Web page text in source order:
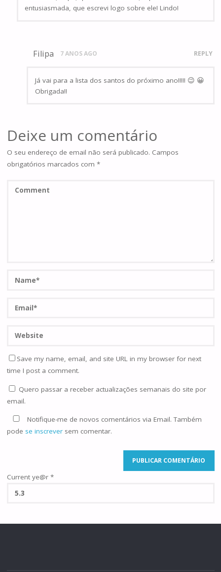
entusiasmada, que escrevi logo sobre ele! Lindo!
Filipa 7 ANOS AGO REPLY
Já vai para a lista dos santos do próximo ano!!!!! 😉 😀
Obrigada!!
Deixe um comentário
O seu endereço de email não será publicado. Campos
obrigatórios marcados com *
Save my name, email, and site URL in my browser for next
time I post a comment.
Quero passar a receber actualizações semanais do site por
email.
Notifique-me de novos comentários via Email. Também
pode se inscreversem comentar.
Current ye@r *